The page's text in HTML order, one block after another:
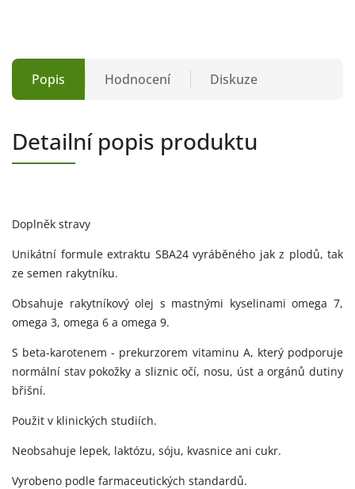
Popis Hodnocení Diskuze
Detailní popis produktu
Doplněk stravy
Unikátní formule extraktu SBA24 vyráběného jak z plodů, tak
ze semen rakytníku.
Obsahuje rakytníkový olej s mastnými kyselinami omega 7,
omega 3, omega 6 a omega 9.
S beta-karotenem - prekurzorem vitaminu A, který podporuje
normální stav pokožky a sliznic očí, nosu, úst a orgánů dutiny
břišní.
Použit v klinických studiích.
Neobsahuje lepek, laktózu, sóju, kvasnice ani cukr.
Vyrobeno podle farmaceutických standardů.